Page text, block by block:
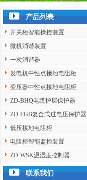
产品列表
开关柜智能操控装置
微机消谐装置
一次消谐器
发电机中性点接地电阻柜
变压器中性点接地电阻柜
ZD-BHQ电缆护层保护器
ZD-FGB复合式过电压保护器
低压接地电阻柜
电阻柜智能监控装置
ZD-WSK温湿度控制器
联系我们